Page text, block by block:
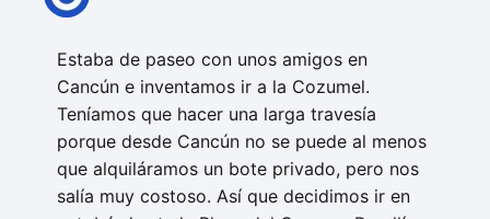
Estaba de paseo con unos amigos en
Cancún e inventamos ir a la Cozumel.
Teníamos que hacer una larga travesía
porque desde Cancún no se puede al menos
que alquiláramos un bote privado, pero nos
salía muy costoso. Así que decidimos ir en